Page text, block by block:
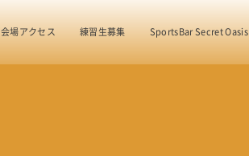
会場アクセス 練習生募集 SportsBar Secret Oasis